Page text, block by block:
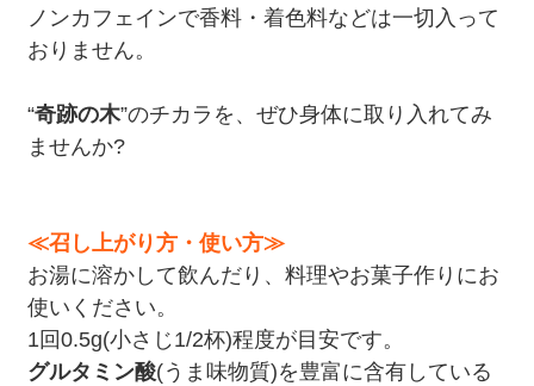
ノンカフェインで香料・着色料などは一切入って
おりません。
“奇跡の木”のチカラを、ぜひ身体に取り入れてみ
ませんか?
≪召し上がり方・使い方≫
お湯に溶かして飲んだり、料理やお菓子作りにお
使いください。
1回0.5g(小さじ1/2杯)程度が目安です。
グルタミン酸(うま味物質)を豊富に含有している